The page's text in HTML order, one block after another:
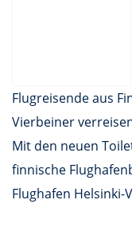
Flugreisende aus
Vierbeiner
Mit den neuen
finnische
Flughafen